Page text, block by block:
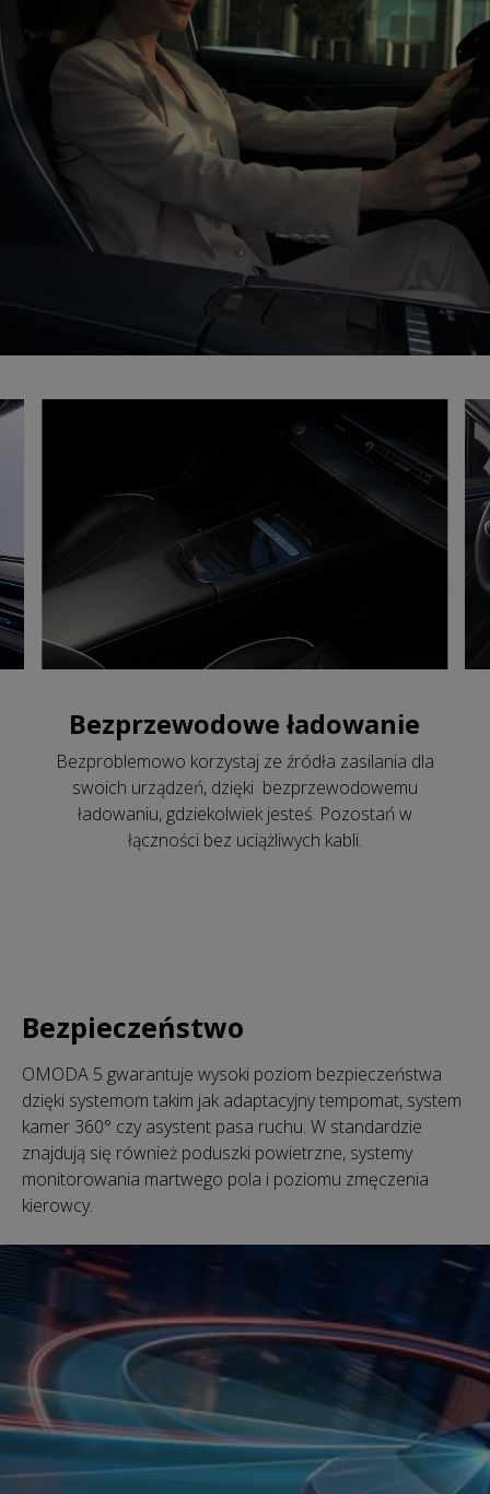
Bezprzewodowe ładowanie
Bezproblemowo korzystaj ze źródła zasilania dla
swoich urządzeń, dzięki bezprzewodowemu
ładowaniu, gdziekolwiek jesteś. Pozostań w
łączności bez uciążliwych kabli.
Bezpieczeństwo
OMODA 5 gwarantuje wysoki poziom bezpieczeństwa
dzięki systemom takim jak adaptacyjny tempomat, system
kamer 360° czy asystent pasa ruchu. W standardzie
znajdują się również poduszki powietrzne, systemy
monitorowania martwego pola i poziomu zmęczenia
kierowcy.